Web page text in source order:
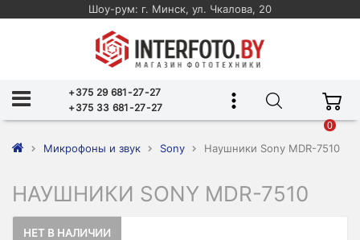
Шоу-рум: г. Минск, ул. Чкалова, 20
+375 29 681-27-27
+375 33 681-27-27
0
Микрофоны и звук Sony Наушники Sony MDR-7510
НАУШНИКИ SONY MDR-7510
НЕТ В НАЛИЧИИ